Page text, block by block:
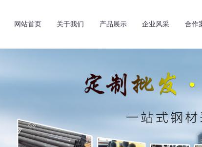
网站首页 关于我们 产品展示 企业风采 合作